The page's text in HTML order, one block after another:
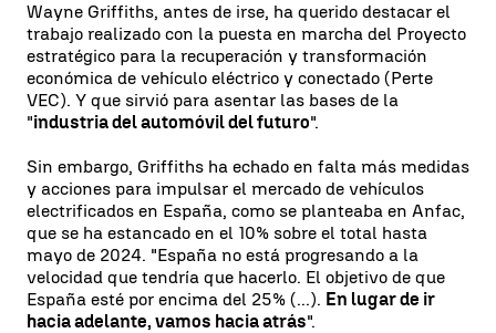
Wayne Griffiths, antes de irse, ha querido destacar el
trabajo realizado con la puesta en marcha del Proyecto
estratégico para la recuperación y transformación
económica de vehículo eléctrico y conectado (Perte
VEC). Y que sirvió para asentar las bases de la
"industria del automóvil del futuro".
Sin embargo, Griffiths ha echado en falta más medidas
y acciones para impulsar el mercado de vehículos
electrificados en España, como se planteaba en Anfac,
que se ha estancado en el 10% sobre el total hasta
mayo de 2024. "España no está progresando a la
velocidad que tendría que hacerlo. El objetivo de que
España esté por encima del 25% (...). En lugar de ir
hacia adelante, vamos hacia atrás".